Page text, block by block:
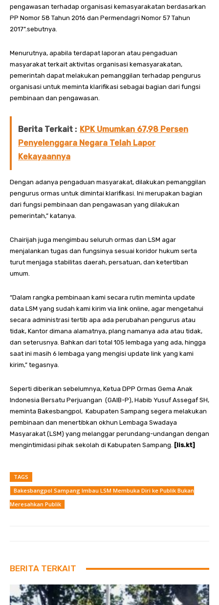
pengawasan terhadap organisasi kemasyarakatan berdasarkan
PP Nomor 58 Tahun 2016 dan Permendagri Nomor 57 Tahun
2017”.sebutnya.
Menurutnya, apabila terdapat laporan atau pengaduan
masyarakat terkait aktivitas organisasi kemasyarakatan,
pemerintah dapat melakukan pemanggilan terhadap pengurus
organisasi untuk meminta klarifikasi sebagai bagian dari fungsi
pembinaan dan pengawasan.
Berita Terkait : KPK Umumkan 67,98 Persen
Penyelenggara Negara Telah Lapor
Kekayaannya
Dengan adanya pengaduan masyarakat, dilakukan pemanggilan
pengurus ormas untuk dimintai klarifikasi. Ini merupakan bagian
dari fungsi pembinaan dan pengawasan yang dilakukan
pemerintah,” katanya.
Chairijah juga mengimbau seluruh ormas dan LSM agar
menjalankan tugas dan fungsinya sesuai koridor hukum serta
turut menjaga stabilitas daerah, persatuan, dan ketertiban
umum.
“Dalam rangka pembinaan kami secara rutin meminta update
data LSM yang sudah kami kirim via link online, agar mengetahui
secara administrasi tertib apa ada perubahan pengurus atau
tidak, Kantor dimana alamatnya, plang namanya ada atau tidak,
dan seterusnya. Bahkan dari total 105 lembaga yang ada, hingga
saat ini masih 6 lembaga yang mengisi update link yang kami
kirim,” tegasnya.
Seperti diberikan sebelumnya, Ketua DPP Ormas Gema Anak
Indonesia Bersatu Perjuangan (GAIB-P), Habib Yusuf Assegaf SH,
meminta Bakesbangpol, Kabupaten Sampang segera melakukan
pembinaan dan menertibkan okhun Lembaga Swadaya
Masyarakat (LSM) yang melanggar perundang-undangan dengan
mengintimidasi pihak sekolah di Kabupaten Sampang. [lis.kt]
TAGS
Bakesbangpol Sampang Imbau LSM Membuka Diri ke Publik Bukan
Meresahkan Publik
BERITA TERKAIT